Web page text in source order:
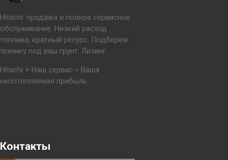
Hitachi: продажа и полное сервисное
обслуживание. Низкий расход
топлива, кратный ресурс. Подберём
технику под ваш грунт. Лизинг.
Hitachi + Наш сервис = Ваша
непотопляемая прибыль
Контакты